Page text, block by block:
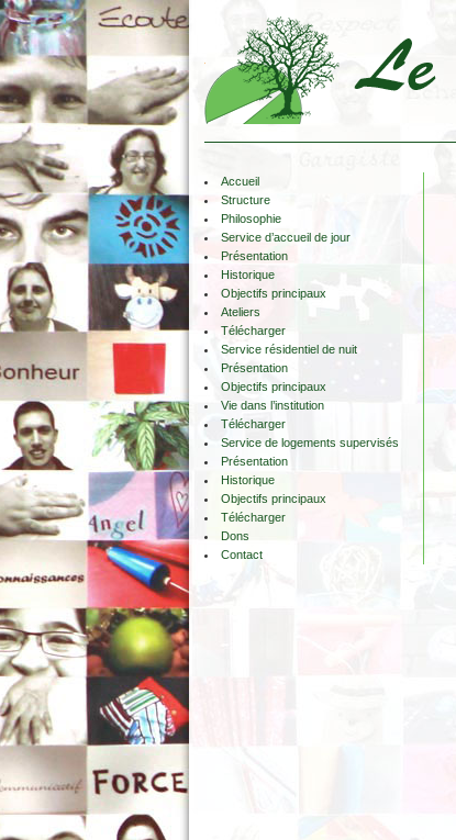
Accueil
Structure
Philosophie
Service d’accueil de jour
Présentation
Historique
Objectifs principaux
Ateliers
Télécharger
Service résidentiel de nuit
Présentation
Objectifs principaux
Vie dans l’institution
Télécharger
Service de logements supervisés
Présentation
Historique
Objectifs principaux
Télécharger
Dons
Contact